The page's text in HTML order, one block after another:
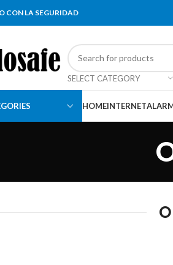
CON LA SEGURIDAD
SELECT CATEGORY
HOMEINTERNET